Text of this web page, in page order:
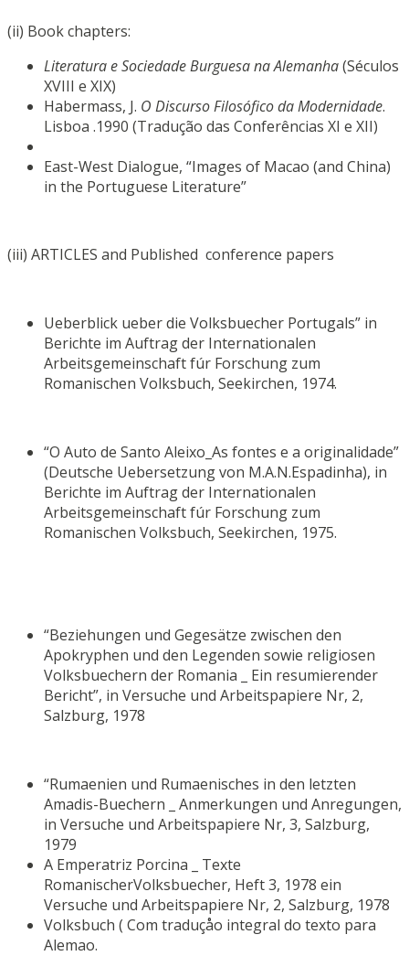
(ii) Book chapters:
Literatura e Sociedade Burguesa na Alemanha(Séculos
XVIII e XIX)
Habermass, J. O Discurso Filosófico da Modernidade.
Lisboa .1990 (Tradução das Conferências XI e XII)
East-West Dialogue, “Images of Macao (and China)
in the Portuguese Literature”
(iii) ARTICLES and Published conference papers
Ueberblick ueber die Volksbuecher Portugals” in
Berichte im Auftrag der Internationalen
Arbeitsgemeinschaft fúr Forschung zum
Romanischen Volksbuch, Seekirchen, 1974.
“O Auto de Santo Aleixo_As fontes e a originalidade”
(Deutsche Uebersetzung von M.A.N.Espadinha), in
Berichte im Auftrag der Internationalen
Arbeitsgemeinschaft fúr Forschung zum
Romanischen Volksbuch, Seekirchen, 1975.
“Beziehungen und Gegesätze zwischen den
Apokryphen und den Legenden sowie religiosen
Volksbuechern der Romania _ Ein resumierender
Bericht”, in Versuche und Arbeitspapiere Nr, 2,
Salzburg, 1978
“Rumaenien und Rumaenisches in den letzten
Amadis-Buechern _ Anmerkungen und Anregungen,
in Versuche und Arbeitspapiere Nr, 3, Salzburg,
1979
A Emperatriz Porcina _ Texte
RomanischerVolksbuecher, Heft 3, 1978 ein
Versuche und Arbeitspapiere Nr, 2, Salzburg, 1978
Volksbuch ( Com traduçåo integral do texto para
Alemao.